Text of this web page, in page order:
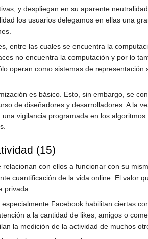
y despliegan en su aparente
los usuarios delegamos en ellas una
entre las cuales se encuentra la
no encuentra la computación y por lo
operan como sistemas de
es básico. Esto, sin embargo, se
de diseñadores y desarrolladores. A la
vigilancia programada en los
(15)
con ellos a funcionar con su
cuantificación de la vida online. El valor
privada.
Facebook habilitan ciertas
a la cantidad de likes, amigos o
la medición de la actividad de muchos